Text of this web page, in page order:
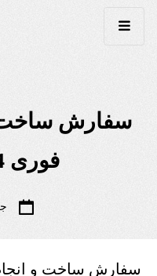
سفارش ساخت
فوری 2024-01-11
جمعه